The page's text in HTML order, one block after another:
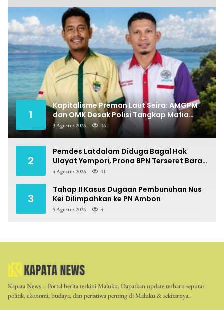
1
Kapitalisme Preman Laut Seira: AMGPM
dan OMK Desak Polisi Tangkap Mafia
Pungli
3 Agustus 2026 16
2
Pemdes Latdalam Diduga Bagal Hak
Ulayat Yempori, Prona BPN Terseret Bara
Sengketa
4 Agustus 2026 11
3
Tahap II Kasus Dugaan Pembunuhan Nus
Kei Dilimpahkan ke PN Ambon
5 Agustus 2026 4
Kapata News – Portal berita terkini Maluku. Dapatkan update terbaru seputar
politik, ekonomi, budaya, dan peristiwa penting di Maluku & sekitarnya.